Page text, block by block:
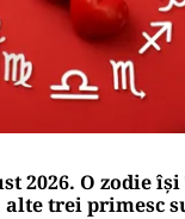
2026. O zodie
alte trei primesc